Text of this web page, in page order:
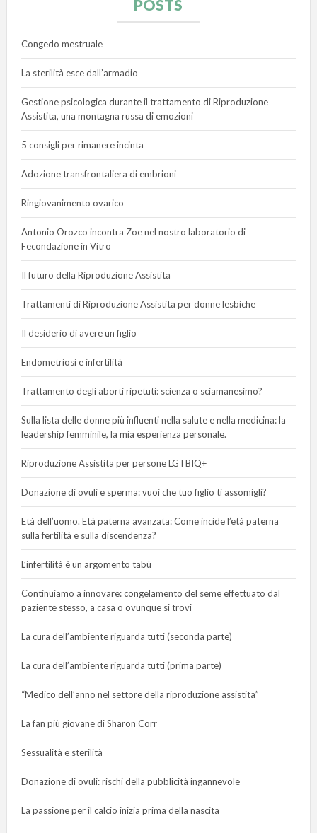
POSTS
Congedo mestruale
La sterilità esce dall’armadio
Gestione psicologica durante il trattamento di Riproduzione
Assistita, una montagna russa di emozioni
5 consigli per rimanere incinta
Adozione transfrontaliera di embrioni
Ringiovanimento ovarico
Antonio Orozco incontra Zoe nel nostro laboratorio di
Fecondazione in Vitro
Il futuro della Riproduzione Assistita
Trattamenti di Riproduzione Assistita per donne lesbiche
Il desiderio di avere un figlio
Endometriosi e infertilità
Trattamento degli aborti ripetuti: scienza o sciamanesimo?
Sulla lista delle donne più influenti nella salute e nella medicina: la
leadership femminile, la mia esperienza personale.
Riproduzione Assistita per persone LGTBIQ+
Donazione di ovuli e sperma: vuoi che tuo figlio ti assomigli?
Età dell’uomo. Età paterna avanzata: Come incide l’età paterna
sulla fertilità e sulla discendenza?
L’infertilità è un argomento tabù
Continuiamo a innovare: congelamento del seme effettuato dal
paziente stesso, a casa o ovunque si trovi
La cura dell’ambiente riguarda tutti (seconda parte)
La cura dell’ambiente riguarda tutti (prima parte)
“Medico dell’anno nel settore della riproduzione assistita”
La fan più giovane di Sharon Corr
Sessualità e sterilità
Donazione di ovuli: rischi della pubblicità ingannevole
La passione per il calcio inizia prima della nascita